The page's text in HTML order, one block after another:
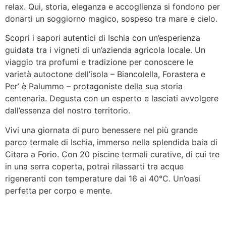
relax. Qui, storia, eleganza e accoglienza si fondono per
donarti un soggiorno magico, sospeso tra mare e cielo.
Scopri i sapori autentici di Ischia con un’esperienza
guidata tra i vigneti di un’azienda agricola locale. Un
viaggio tra profumi e tradizione per conoscere le
varietà autoctone dell’isola – Biancolella, Forastera e
Per’ è Palummo – protagoniste della sua storia
centenaria. Degusta con un esperto e lasciati avvolgere
dall’essenza del nostro territorio.
Vivi una giornata di puro benessere nel più grande
parco termale di Ischia, immerso nella splendida baia di
Citara a Forio. Con 20 piscine termali curative, di cui tre
in una serra coperta, potrai rilassarti tra acque
rigeneranti con temperature dai 16 ai 40°C. Un’oasi
perfetta per corpo e mente.